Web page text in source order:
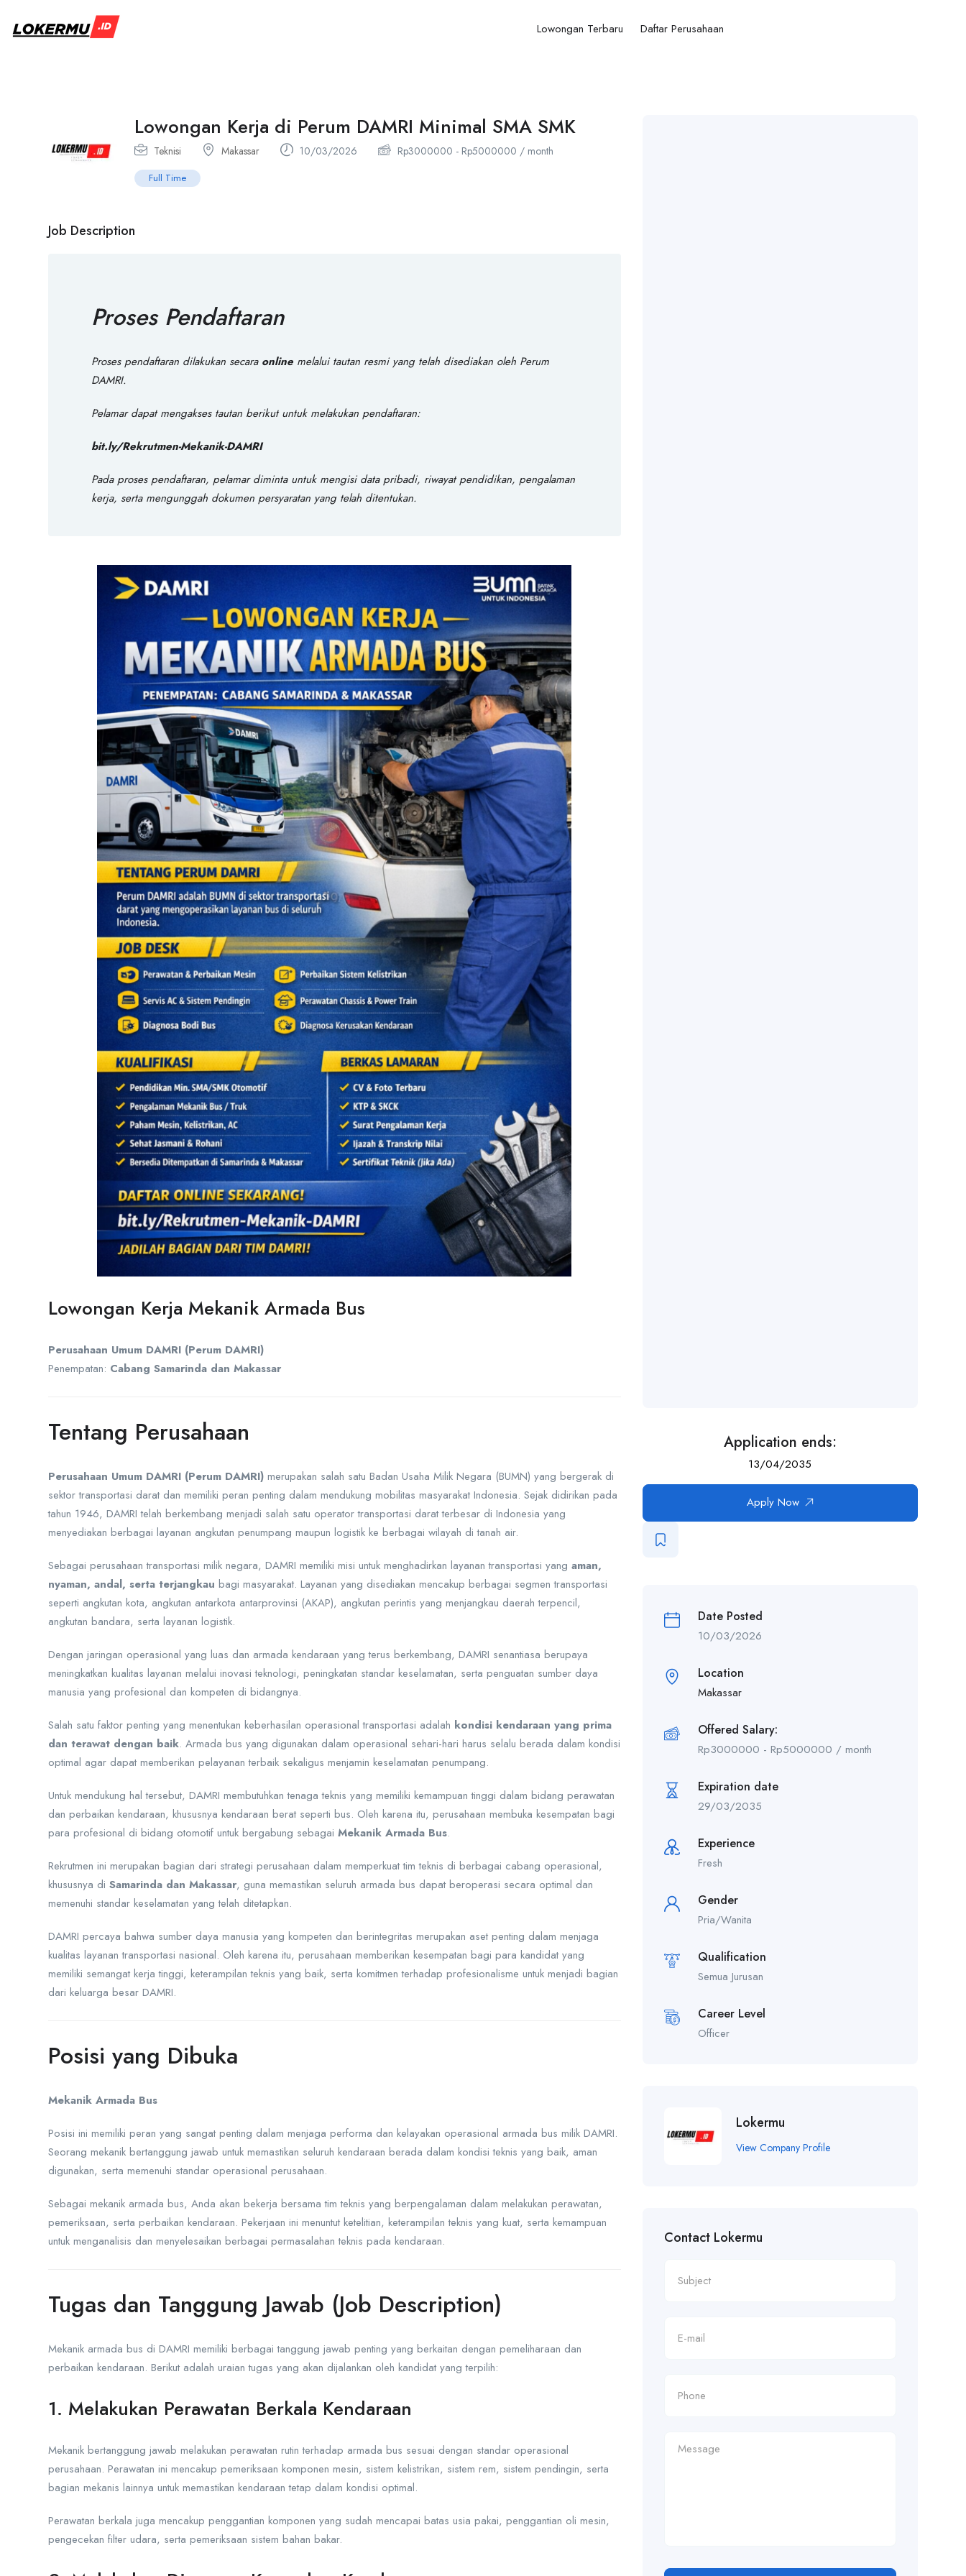
Lowongan Terbaru Daftar Perusahaan
Lowongan Kerja di Perum DAMRI Minimal SMA SMK
Teknisi Makassar 10/03/2026 Rp3000000 - Rp5000000 / month
Full Time
Job Description
Proses Pendaftaran
Proses pendaftaran dilakukan secara online melalui tautan resmi yang telah disediakan oleh Perum
DAMRI.
Pelamar dapat mengakses tautan berikut untuk melakukan pendaftaran:
bit.ly/Rekrutmen-Mekanik-DAMRI
Pada proses pendaftaran, pelamar diminta untuk mengisi data pribadi, riwayat pendidikan, pengalaman
kerja, serta mengunggah dokumen persyaratan yang telah ditentukan.
Lowongan Kerja Mekanik Armada Bus
Perusahaan Umum DAMRI (Perum DAMRI)
Penempatan: Cabang Samarinda dan Makassar
Tentang Perusahaan
Perusahaan Umum DAMRI (Perum DAMRI) merupakan salah satu Badan Usaha Milik Negara (BUMN) yang bergerak di
sektor transportasi darat dan memiliki peran penting dalam mendukung mobilitas masyarakat Indonesia. Sejak didirikan pada
tahun 1946, DAMRI telah berkembang menjadi salah satu operator transportasi darat terbesar di Indonesia yang
menyediakan berbagai layanan angkutan penumpang maupun logistik ke berbagai wilayah di tanah air.
Sebagai perusahaan transportasi milik negara, DAMRI memiliki misi untuk menghadirkan layanan transportasi yang aman,
nyaman, andal, serta terjangkau bagi masyarakat. Layanan yang disediakan mencakup berbagai segmen transportasi
seperti angkutan kota, angkutan antarkota antarprovinsi (AKAP), angkutan perintis yang menjangkau daerah terpencil,
angkutan bandara, serta layanan logistik.
Dengan jaringan operasional yang luas dan armada kendaraan yang terus berkembang, DAMRI senantiasa berupaya
meningkatkan kualitas layanan melalui inovasi teknologi, peningkatan standar keselamatan, serta penguatan sumber daya
manusia yang profesional dan kompeten di bidangnya.
Salah satu faktor penting yang menentukan keberhasilan operasional transportasi adalah kondisi kendaraan yang prima
dan terawat dengan baik. Armada bus yang digunakan dalam operasional sehari-hari harus selalu berada dalam kondisi
optimal agar dapat memberikan pelayanan terbaik sekaligus menjamin keselamatan penumpang.
Untuk mendukung hal tersebut, DAMRI membutuhkan tenaga teknis yang memiliki kemampuan tinggi dalam bidang perawatan
dan perbaikan kendaraan, khususnya kendaraan berat seperti bus. Oleh karena itu, perusahaan membuka kesempatan bagi
para profesional di bidang otomotif untuk bergabung sebagai Mekanik Armada Bus.
Rekrutmen ini merupakan bagian dari strategi perusahaan dalam memperkuat tim teknis di berbagai cabang operasional,
khususnya di Samarinda dan Makassar, guna memastikan seluruh armada bus dapat beroperasi secara optimal dan
memenuhi standar keselamatan yang telah ditetapkan.
DAMRI percaya bahwa sumber daya manusia yang kompeten dan berintegritas merupakan aset penting dalam menjaga
kualitas layanan transportasi nasional. Oleh karena itu, perusahaan memberikan kesempatan bagi para kandidat yang
memiliki semangat kerja tinggi, keterampilan teknis yang baik, serta komitmen terhadap profesionalisme untuk menjadi bagian
dari keluarga besar DAMRI.
Posisi yang Dibuka
Mekanik Armada Bus
Posisi ini memiliki peran yang sangat penting dalam menjaga performa dan kelayakan operasional armada bus milik DAMRI.
Seorang mekanik bertanggung jawab untuk memastikan seluruh kendaraan berada dalam kondisi teknis yang baik, aman
digunakan, serta memenuhi standar operasional perusahaan.
Sebagai mekanik armada bus, Anda akan bekerja bersama tim teknis yang berpengalaman dalam melakukan perawatan,
pemeriksaan, serta perbaikan kendaraan. Pekerjaan ini menuntut ketelitian, keterampilan teknis yang kuat, serta kemampuan
untuk menganalisis dan menyelesaikan berbagai permasalahan teknis pada kendaraan.
Tugas dan Tanggung Jawab (Job Description)
Mekanik armada bus di DAMRI memiliki berbagai tanggung jawab penting yang berkaitan dengan pemeliharaan dan
perbaikan kendaraan. Berikut adalah uraian tugas yang akan dijalankan oleh kandidat yang terpilih:
1. Melakukan Perawatan Berkala Kendaraan
Mekanik bertanggung jawab melakukan perawatan rutin terhadap armada bus sesuai dengan standar operasional
perusahaan. Perawatan ini mencakup pemeriksaan komponen mesin, sistem kelistrikan, sistem rem, sistem pendingin, serta
bagian mekanis lainnya untuk memastikan kendaraan tetap dalam kondisi optimal.
Perawatan berkala juga mencakup penggantian komponen yang sudah mencapai batas usia pakai, penggantian oli mesin,
pengecekan filter udara, serta pemeriksaan sistem bahan bakar.
Application ends:
13/04/2035
Apply Now
Date Posted
10/03/2026
Location
Makassar
Offered Salary:
Rp3000000 - Rp5000000 / month
Expiration date
29/03/2035
Experience
Fresh
Gender
Pria/Wanita
Qualification
Semua Jurusan
Career Level
Officer
Lokermu
View Company Profile
Contact Lokermu